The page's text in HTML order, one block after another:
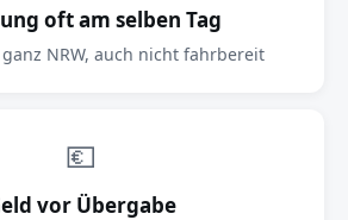
oft am selben Tag
NRW, auch nicht fahrbereit
💶
vor Übergabe